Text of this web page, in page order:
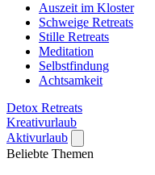
Auszeit im Kloster
Schweige Retreats
Stille Retreats
Meditation
Selbstfindung
Achtsamkeit
Detox Retreats
Kreativurlaub
Aktivurlaub
Beliebte Themen